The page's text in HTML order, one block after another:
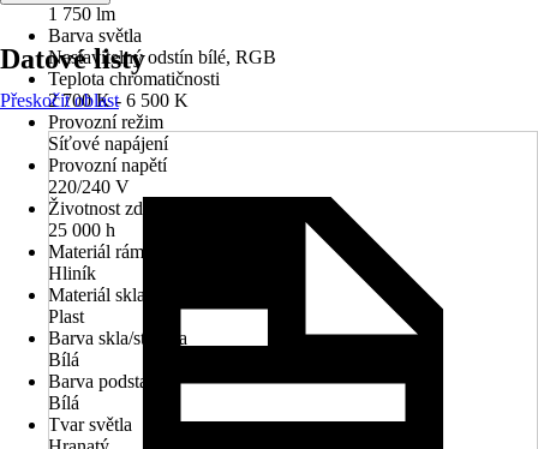
1 750 lm
Barva světla
Nastavitelný odstín bílé, RGB
Teplota chromatičnosti
2 700 K - 6 500 K
Provozní režim
Síťové napájení
Provozní napětí
220/240 V
Životnost zdroje
25 000 h
Materiál rámu
Hliník
Materiál skla/stínidla
Plast
Barva skla/stínidla
Bílá
Barva podstavce
Bílá
Tvar světla
Datové listy
Přeskočit oblast